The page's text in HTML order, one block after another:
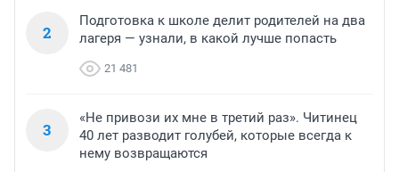
2
Подготовка к школе делит родителей на два
лагеря — узнали, в какой лучше попасть
21 481
3
«Не привози их мне в третий раз». Читинец
40 лет разводит голубей, которые всегда к
нему возвращаются